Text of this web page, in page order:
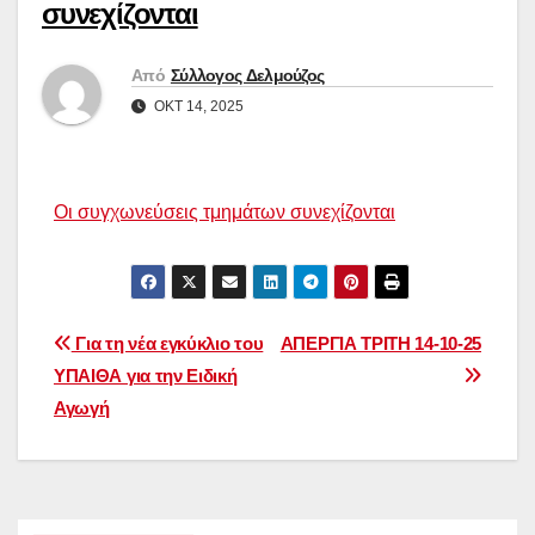
συνεχίζονται
Από Σύλλογος Δελμούζος
ΟΚΤ 14, 2025
Οι συγχωνεύσεις τμημάτων συνεχίζονται
Πλοήγηση
άρθρων
ΑΠΕΡΓΙΑ ΤΡΙΤΗ 14-10-25
Για τη νέα εγκύκλιο του
ΥΠΑΙΘΑ για την Ειδική
Αγωγή